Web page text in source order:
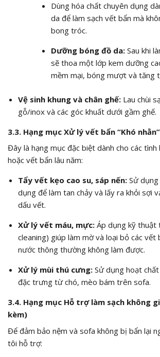
Dùng hóa chất chuyên dụng
da để làm sạch vết bẩn mà
bong tróc.
Dưỡng bóng đồ da: Sau khi
sẽ thoa một lớp kem dưỡng
mềm mại, bóng mượt và tăng
Vệ sinh khung và chân ghế:Lau chùi
gỗ/inox và các góc khuất dưới gầm ghế.
3.3. Hạng mục Xử lý vết bẩn “Khó nhằn”
Đây là hạng mục đặc biệt dành cho các tình
hoặc vết bẩn lâu năm:
Tẩy vết kẹo cao su, sáp nến:Sử dụng
dụng để làm tan chảy và lấy ra khỏi sợi
dấu vết.
Xử lý vết máu, mực:Áp dụng kỹ thuật
cleaning) giúp làm mờ và loại bỏ các vết
nước thông thường không làm được.
Xử lý mùi thú cưng:Sử dụng hoạt
đặc trưng từ chó, mèo bám trên sofa.
3.4. Hạng mục Hỗ trợ làm sạch không
kèm)
Để đảm bảo nệm và sofa không bị bẩn lại
tôi hỗ trợ: